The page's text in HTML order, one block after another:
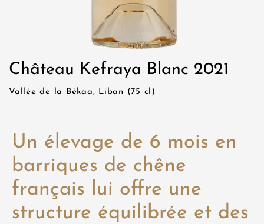
Château Kefraya Blanc 2021
Vallée de la Békaa, Liban (75 cl)
Un élevage de 6 mois en
barriques de chêne
français lui offre une
structure équilibrée et des